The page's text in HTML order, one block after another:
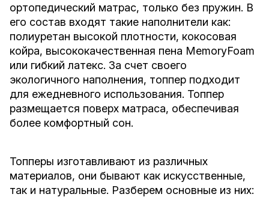
ортопедический матрас, только без пружин. В
его состав входят такие наполнители как:
полиуретан высокой плотности, кокосовая
койра, высококачественная пена MemoryFoam
или гибкий латекс. За счет своего
экологичного наполнения, топпер подходит
для ежедневного использования. Топпер
размещается поверх матраса, обеспечивая
более комфортный сон.
Топперы изготавливают из различных
материалов, они бывают как искусственные,
так и натуральные. Разберем основные из них: